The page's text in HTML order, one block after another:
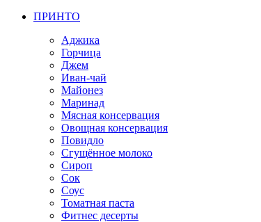
ПРИНТО
Аджика
Горчица
Джем
Иван-чай
Майонез
Маринад
Мясная консервация
Овощная консервация
Повидло
Сгущённое молоко
Сироп
Сок
Соус
Томатная паста
Фитнес десерты